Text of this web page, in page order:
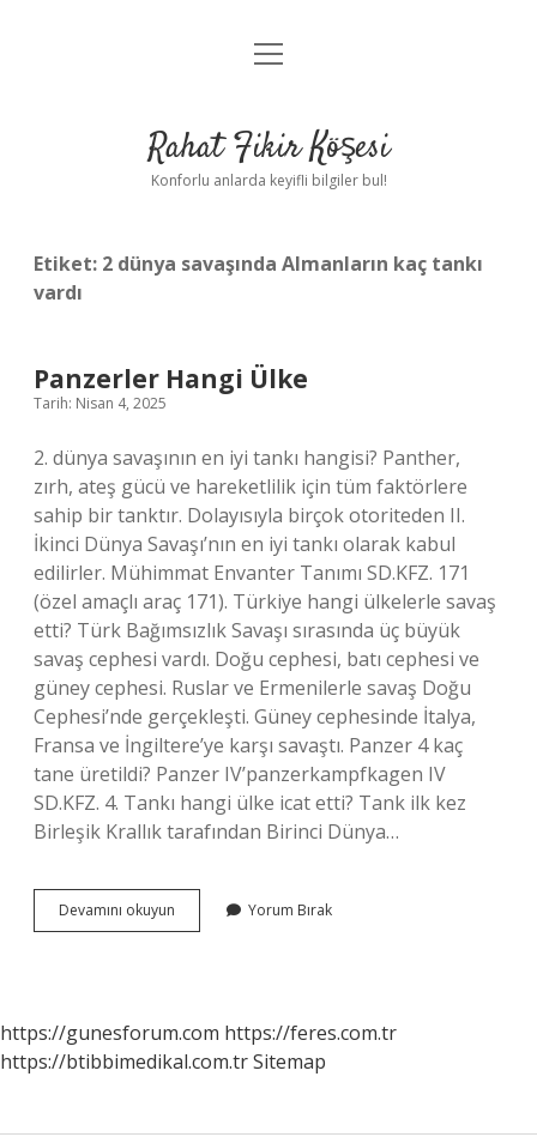
Anasayfa
Yasal Uyarı
menüyü
Rahat Fikir Köşesi
Konforlu anlarda keyifli bilgiler bul!
Etiket: 2 dünya savaşında Almanların kaç tankı
vardı
Panzerler Hangi Ülke
Tarih: Nisan 4, 2025
2. dünya savaşının en iyi tankı hangisi? Panther,
zırh, ateş gücü ve hareketlilik için tüm faktörlere
sahip bir tanktır. Dolayısıyla birçok otoriteden II.
İkinci Dünya Savaşı’nın en iyi tankı olarak kabul
edilirler. Mühimmat Envanter Tanımı SD.KFZ. 171
(özel amaçlı araç 171). Türkiye hangi ülkelerle savaş
etti? Türk Bağımsızlık Savaşı sırasında üç büyük
savaş cephesi vardı. Doğu cephesi, batı cephesi ve
güney cephesi. Ruslar ve Ermenilerle savaş Doğu
Cephesi’nde gerçekleşti. Güney cephesinde İtalya,
Fransa ve İngiltere’ye karşı savaştı. Panzer 4 kaç
tane üretildi? Panzer IV’panzerkampfkagen IV
SD.KFZ. 4. Tankı hangi ülke icat etti? Tank ilk kez
Birleşik Krallık tarafından Birinci Dünya…
Devamını okuyun Panzerler
Hangi
Yorum Bırak
https://gunesforum.com https://feres.com.tr
https://btibbimedikal.com.trSitemap